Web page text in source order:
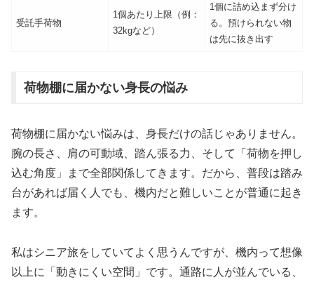
受託手荷物
1個あたり上限（例：
32kgなど）
1個に詰め込まず分け
る。預けられない物
は先に抜き出す
荷物棚に届かない身長の悩み
荷物棚に届かない悩みは、身長だけの話じゃありません。
腕の長さ、肩の可動域、踏ん張る力、そして「荷物を押し
込む角度」まで全部関係してきます。だから、普段は踏み
台があれば届く人でも、機内だと難しいことが普通に起き
ます。
私はシニア旅をしていてよく思うんですが、機内って想像
以上に「動きにくい空間」です。通路に人が並んでいる、